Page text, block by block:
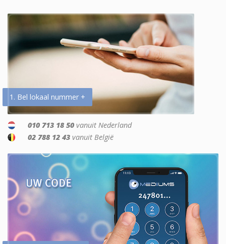
1. Bel lokaal nummer +
010 713 18 50 vanuit Nederland
02 788 12 43 vanuit België